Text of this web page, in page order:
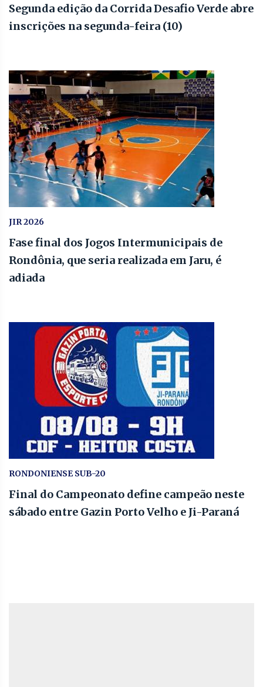
Segunda edição da Corrida Desafio Verde abre
inscrições na segunda-feira (10)
JIR 2026
Fase final dos Jogos Intermunicipais de
Rondônia, que seria realizada em Jaru, é
adiada
RONDONIENSE SUB-20
Final do Campeonato define campeão neste
sábado entre Gazin Porto Velho e Ji-Paraná